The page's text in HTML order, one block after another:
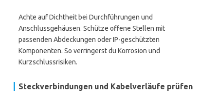
Achte auf Dichtheit bei Durchführungen und
Anschlussgehäusen. Schütze offene Stellen mit
passenden Abdeckungen oder IP-geschützten
Komponenten. So verringerst du Korrosion und
Kurzschlussrisiken.
Steckverbindungen und Kabelverläufe prüfen